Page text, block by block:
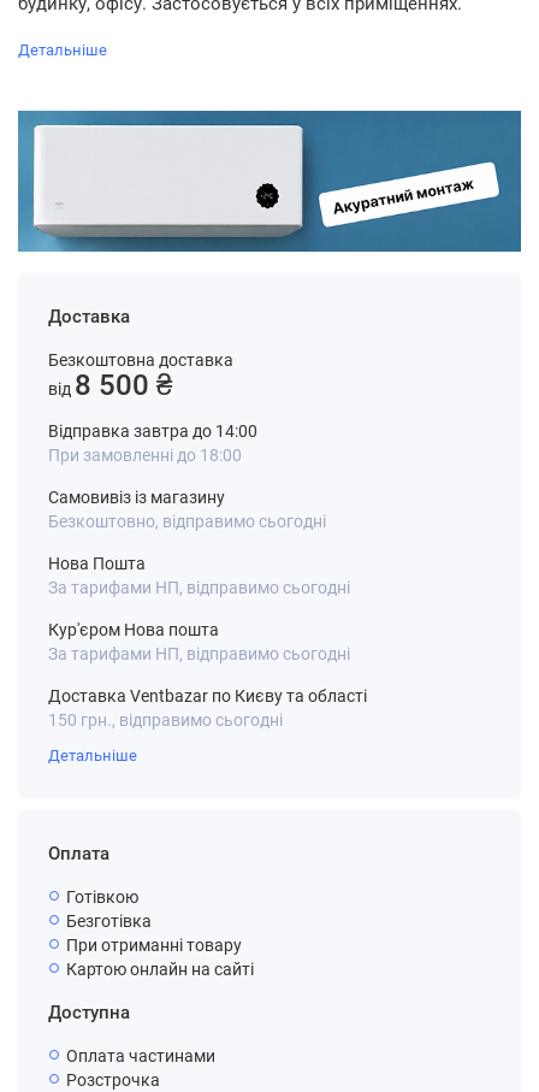
Детальніше
Доставка
Безкоштовна доставка
від 8 500 ₴
Відправка завтра до 14:00
При замовленні до 18:00
Самовивіз із магазину
Безкоштовно, відправимо сьогодні
Нова Пошта
За тарифами НП, відправимо сьогодні
Кур'єром Нова пошта
За тарифами НП, відправимо сьогодні
Доставка Ventbazar по Києву та області
150 грн., відправимо сьогодні
Детальніше
Оплата
Готівкою
Безготівка
При отриманні товару
Картою онлайн на сайті
Доступна
Оплата частинами
Розстрочка